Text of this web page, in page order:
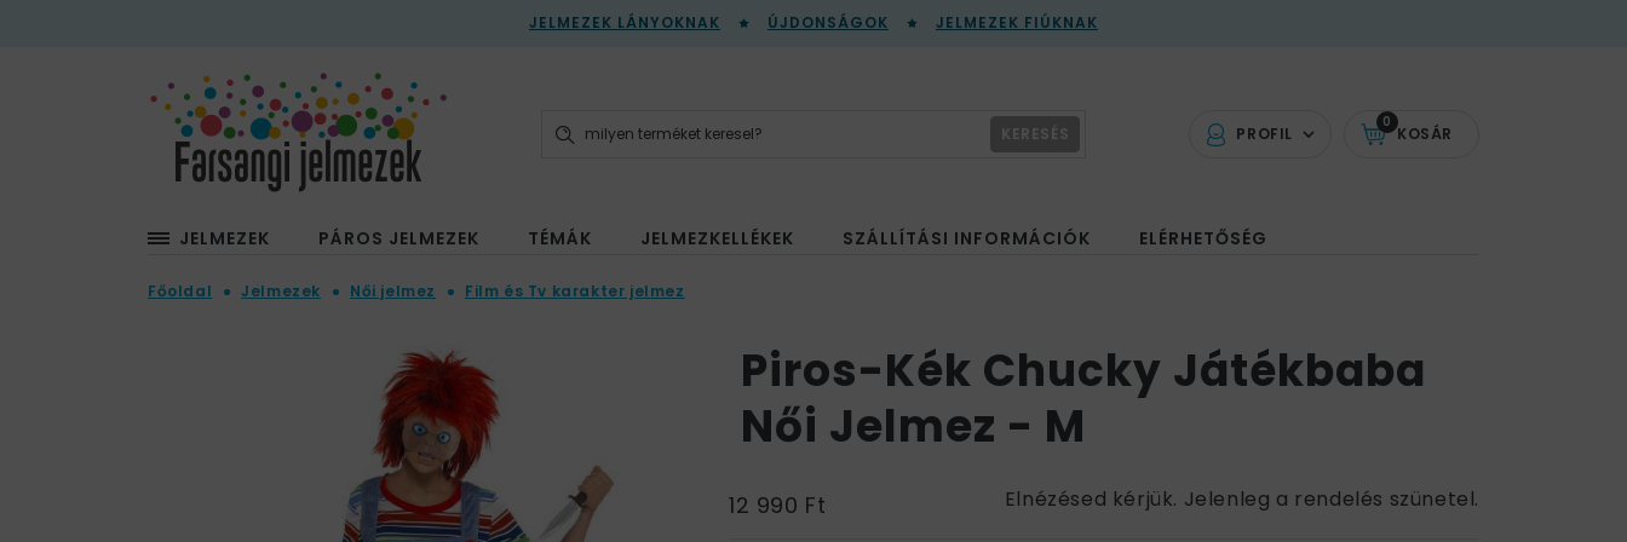
JELMEZEK LÁNYOKNAK ÚJDONSÁGOK JELMEZEK FIÚKNAK
PROFIL KOSÁR
0
KERESÉS
JELMEZEK PÁROS JELMEZEK TÉMÁK JELMEZKELLÉKEK SZÁLLÍTÁSI INFORMÁCIÓK ELÉRHETŐSÉG
Főoldal Jelmezek Női jelmez Film és Tv karakter jelmez
Piros-Kék Chucky Játékbaba
Női Jelmez - M
12 990 Ft Elnézésed kérjük. Jelenleg a rendelés szünetel.